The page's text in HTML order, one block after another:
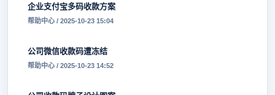
企业支付宝多码收款方案
帮助中心 / 2025-10-23 15:04
公司微信收款码遭冻结
帮助中心 / 2025-10-23 14:52